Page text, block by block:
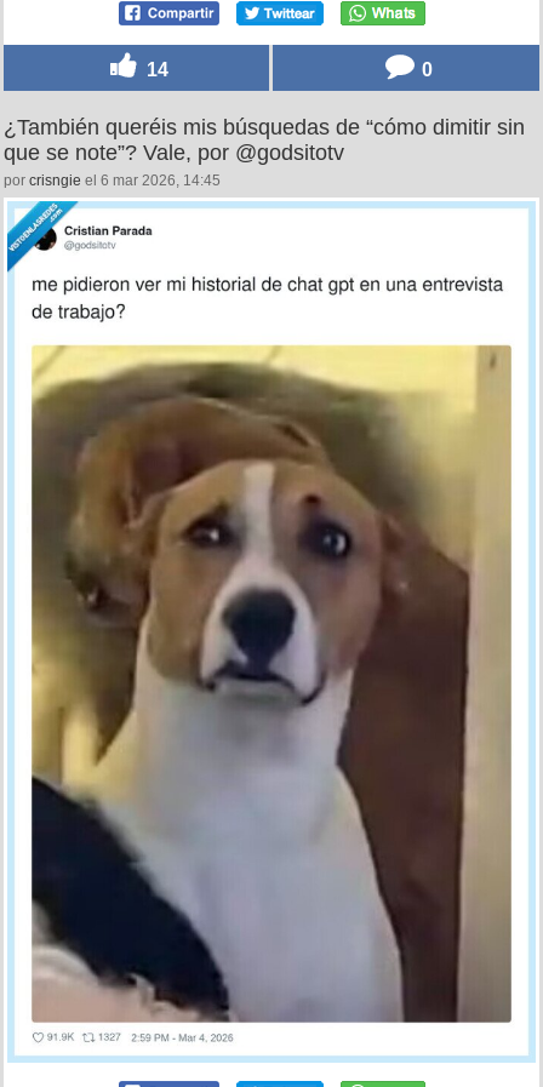
14 0
¿También queréis mis búsquedas de “cómo dimitir sin
que se note”? Vale, por @godsitotv
por crisngie el 6 mar 2026, 14:45